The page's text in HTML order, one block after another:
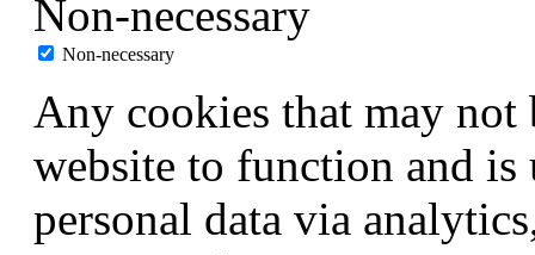
Non-necessary
Non-necessary
Any cookies that may not
website to function and
personal data via